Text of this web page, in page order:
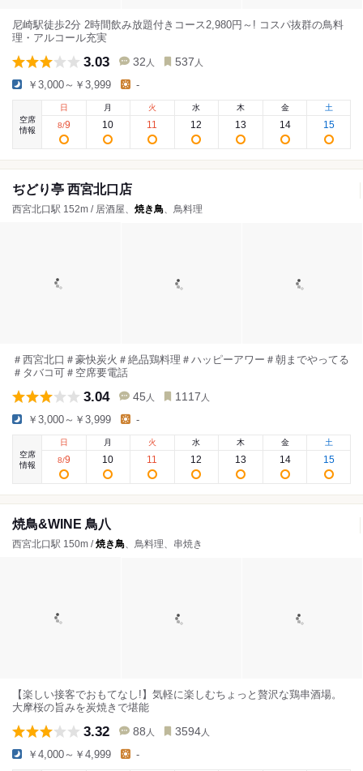
尼崎駅徒歩2分 2時間飲み放題付きコース2,980円～! コスパ抜群の鳥料
理・アルコール充実
3.03 32 人 537 人
￥3,000～￥3,999 -
空席
情報
日
8/9
月
10
火
11
水
12
木
13
金
14
土
15
ぢどり亭 西宮北口店
西宮北口駅 152m / 居酒屋、 焼き鳥、鳥料理
＃西宮北口＃豪快炭火＃絶品鶏料理＃ハッピーアワー＃朝までやってる
＃タバコ可＃空席要電話
3.04 45 人 1117 人
￥3,000～￥3,999 -
空席
情報
日
8/9
月
10
火
11
水
12
木
13
金
14
土
15
焼鳥&WINE 鳥八
西宮北口駅 150m /焼き鳥、鳥料理、串焼き
【楽しい接客でおもてなし!】気軽に楽しむちょっと贅沢な鶏串酒場。
大摩桜の旨みを炭焼きで堪能
3.32 88 人 3594 人
￥4,000～￥4,999 -